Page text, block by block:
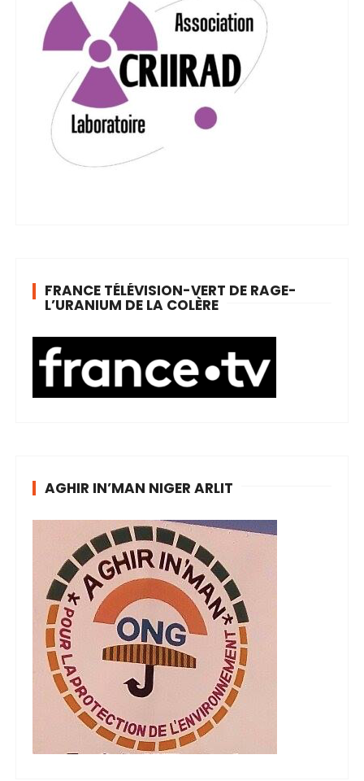
FRANCE TÉLÉVISION-VERT DE RAGE-
L’URANIUM DE LA COLÈRE
AGHIR IN’MAN NIGER ARLIT